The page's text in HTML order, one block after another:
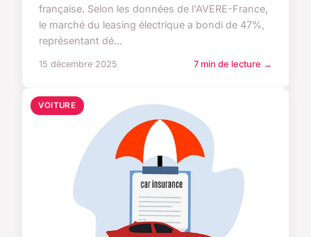
française. Selon les données de l'AVERE-France,
le marché du leasing électrique a bondi de 47%,
représentant dé...
15 décembre 2025 7 min de lecture →
VOITURE